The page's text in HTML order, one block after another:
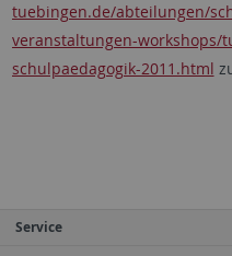
tuebingen.de/abteilungen/
veranstaltungen-workshops/
schulpaedagogik-2011.html
Service